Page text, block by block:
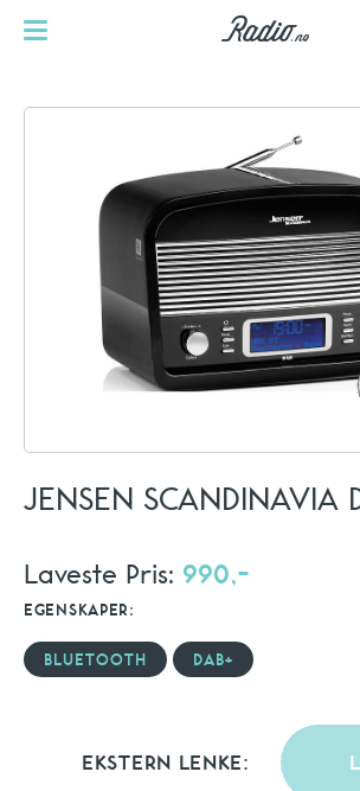
JENSEN SCANDINAVIA
Laveste Pris: 990,-
EGENSKAPER:
BLUETOOTH DAB+
EKSTERN LENKE: